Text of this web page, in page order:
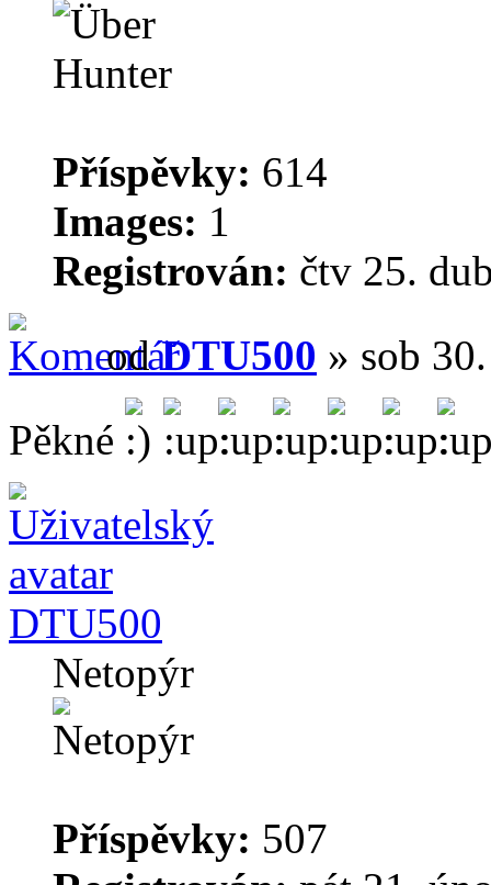
Příspěvky: 614
Images: 1
Registrován: čtv 25.
odDTU500 » sob
Pěkné
DTU500
Netopýr
Příspěvky: 507